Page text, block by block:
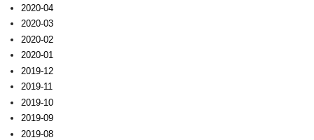
2020-04
2020-03
2020-02
2020-01
2019-12
2019-11
2019-10
2019-09
2019-08